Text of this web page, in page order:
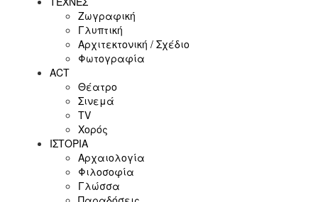
Ζωγραφική
Γλυπτική
Αρχιτεκτονική / Σχέδιο
Φωτογραφία
ACT
Θέατρο
Σινεμά
ΤV
Χορός
ΙΣΤΟΡΙΑ
Αρχαιολογία
Φιλοσοφία
Γλώσσα